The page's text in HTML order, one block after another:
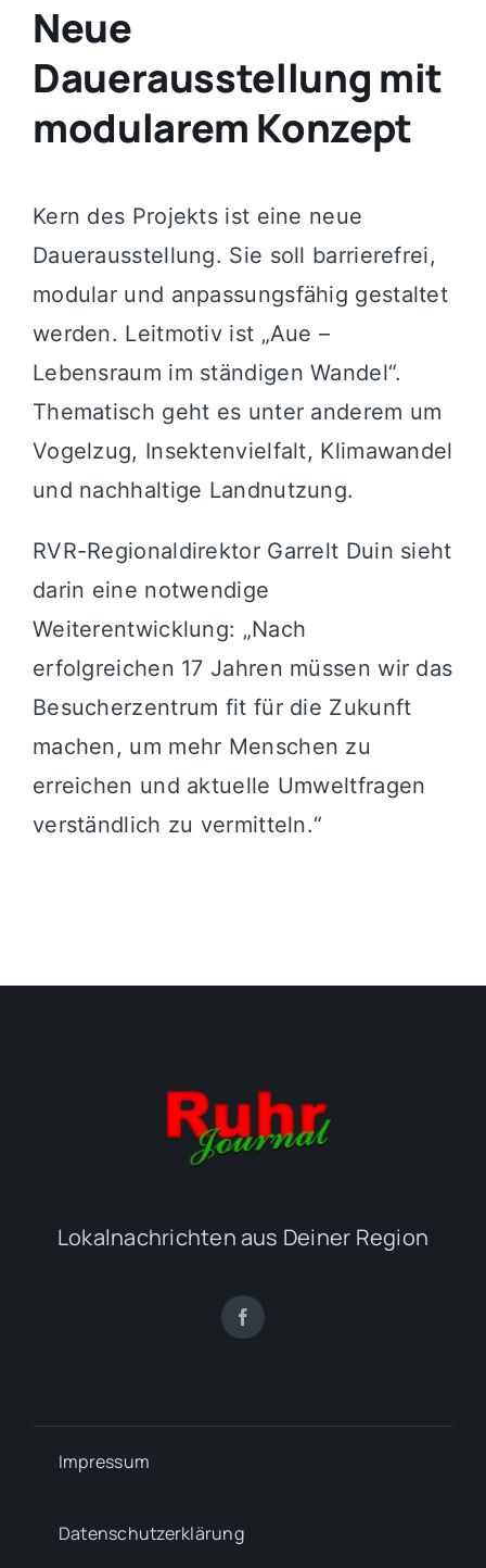
Neue
Dauerausstellung mit
modularem Konzept
Kern des Projekts ist eine neue
Dauerausstellung. Sie soll barrierefrei,
modular und anpassungsfähig gestaltet
werden. Leitmotiv ist „Aue –
Lebensraum im ständigen Wandel“.
Thematisch geht es unter anderem um
Vogelzug, Insektenvielfalt, Klimawandel
und nachhaltige Landnutzung.
RVR-Regionaldirektor Garrelt Duin sieht
darin eine notwendige
Weiterentwicklung: „Nach
erfolgreichen 17 Jahren müssen wir das
Besucherzentrum fit für die Zukunft
machen, um mehr Menschen zu
erreichen und aktuelle Umweltfragen
verständlich zu vermitteln.“
Lokalnachrichten aus Deiner Region
Impressum
Datenschutzerklärung